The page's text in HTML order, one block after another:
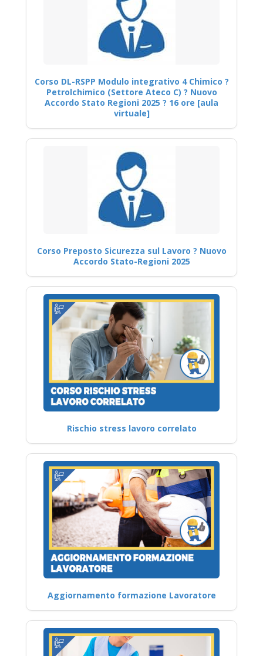
Corso DL-RSPP Modulo integrativo 4 Chimico ?
Petrolchimico (Settore Ateco C) ? Nuovo
Accordo Stato Regioni 2025 ? 16 ore [aula
virtuale]
Corso Preposto Sicurezza sul Lavoro ? Nuovo
Accordo Stato-Regioni 2025
Rischio stress lavoro correlato
Aggiornamento formazione Lavoratore